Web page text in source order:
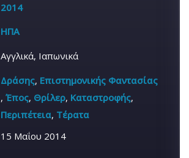
2014
ΗΠΑ
Αγγλικά, Ιαπωνικά
Δράσης, Επιστημονικής Φαντασίας
,Έπος, Θρίλερ, Καταστροφής,
Περιπέτεια, Τέρατα
15 Μαΐου 2014